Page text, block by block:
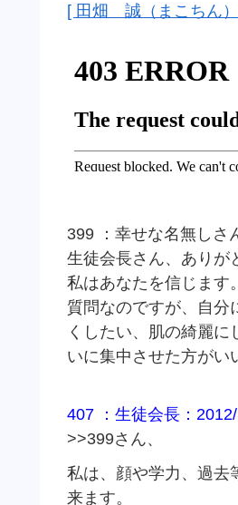
[ 田畑 誠（まこちん
399 ：幸せな名無しさ
生徒会長さん、ありが
私はあなたを信じます。
質問なのですが、自分
くしたい、肌の綺麗
いに集中させた方がい
407 ：生徒会長：
>>399さん、
私は、顔や学力、過去
来ます。